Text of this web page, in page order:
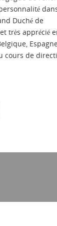
Duché de
très apprécié
cours de